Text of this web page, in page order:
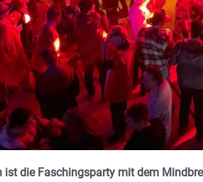
ist die Faschingsparty mit dem